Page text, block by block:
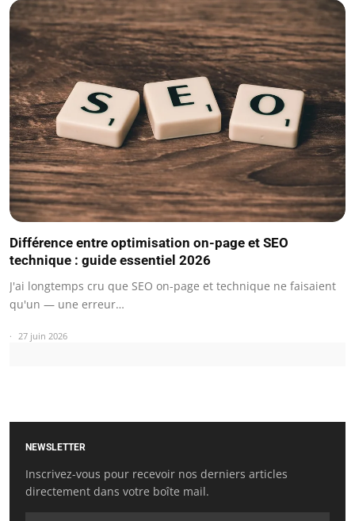
Différence entre optimisation on-page et SEO
technique : guide essentiel 2026
J'ai longtemps cru que SEO on-page et technique ne faisaient
qu'un — une erreur…
27 juin 2026
NEWSLETTER
Inscrivez-vous pour recevoir nos derniers articles
directement dans votre boîte mail.